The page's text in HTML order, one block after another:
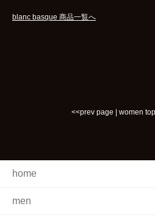
blanc basque 商品一覧へ
<<prev page women top
home
men